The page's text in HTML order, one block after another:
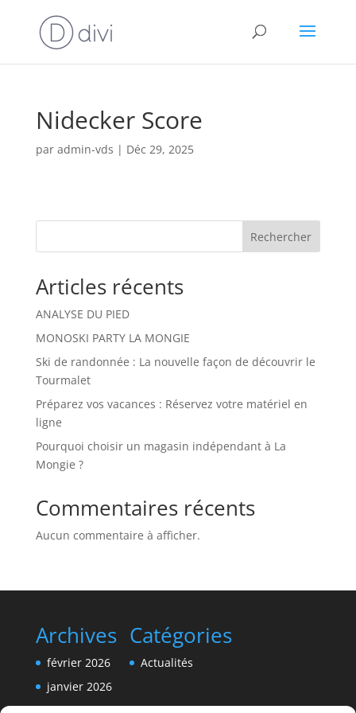
Nidecker Score
par admin-vds | Déc 29, 2025
Rechercher
Articles récents
ANALYSE DU PIED
MONOSKI PARTY LA MONGIE
Ski de randonnée : La nouvelle façon de découvrir le
Tourmalet
Préparez vos vacances : Réservez votre matériel en
ligne
Pourquoi choisir un magasin indépendant à La
Mongie ?
Commentaires récents
Aucun commentaire à afficher.
Archives
février 2026
janvier 2026
Catégories
Actualités